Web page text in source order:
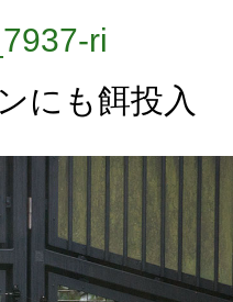
にも餌投入